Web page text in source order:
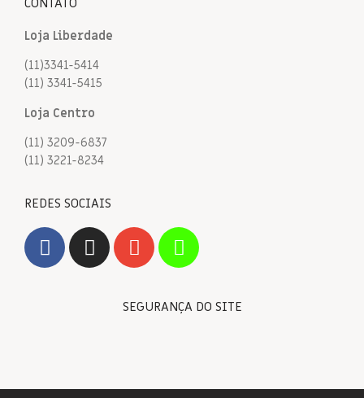
Loja Liberdade
(11)3341-5414
(11) 3341-5415
Loja Centro
(11) 3209-6837
(11) 3221-8234
REDES SOCIAIS
SEGURANÇA DO SITE